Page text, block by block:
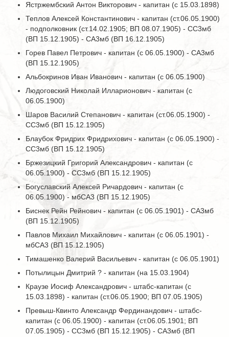
Ястржембский Антон Викторович - капитан (с 15.03.1898)
Теплов Алексей Константинович - капитан (ст.06.05.1900)
- подполковник (ст.14.02.1905; ВП 08.07.1905) - СС3мб
(ВП 15.12.1905) - СА3мб (ВП 16.12.1905)
Горев Павел Петрович - капитан (с 06.05.1900) - СА3мб
(ВП 15.12.1905)
Альбокринов Иван Иванович - капитан (с 06.05.1900)
Людоговский Николай Илларионович - капитан (с
06.05.1900)
Шаров Василий Степанович - капитан (ст.06.05.1900) -
СС3мб (ВП 15.12.1905)
Блаубок Фридрих Фридрихович - капитан (с 06.05.1900) -
СС3мб (ВП 15.12.1905)
Бржезицкий Григорий Александрович - капитан (с
06.05.1900) - СС3мб (ВП 15.12.1905)
Богуславский Алексей Ричардович - капитан (с
06.05.1900) - мбСА3 (ВП 15.12.1905)
Биснек Рейн Рейнович - капитан (с 06.05.1901) - СА3мб
(ВП 15.12.1905)
Павлов Михаил Михайлович - капитан (с 06.05.1901) -
мбСА3 (ВП 15.12.1905)
Тимашенко Валерий Васильевич - капитан (с 06.05.1901)
Потылицын Дмитрий ? - капитан (на 15.03.1904)
Краузе Иосиф Александрович - штабс-капитан (с
15.03.1898) - капитан (ст.06.05.1900; ВП 07.05.1905)
Превыш-Квинто Александр Фердинандович - штабс-
капитан (с 06.05.1900) - капитан (ст.06.05.1901; ВП
07.05.1905) - СС3мб (ВП 15.12.1905) - СА3мб (ВП